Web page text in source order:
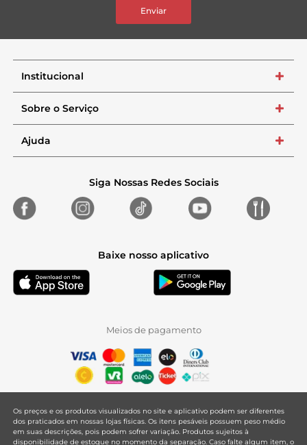
Enviar
Institucional +
Sobre o Serviço +
Ajuda +
Siga Nossas Redes Sociais
Baixe nosso aplicativo
Meios de pagamento
Os preços e os produtos visualizados no site e aplicativo podem ser diferentes
dos praticados em nossas lojas físicas. Os itens pesáveis possuem peso médio
em suas descrições, pois podem sofrer variação. Produtos sujeitos à
disponibilidade de estoque no momento da separação. Caso falte algum item, o